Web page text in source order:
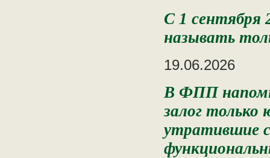
С 1 сентября
называть
19.06.2026
В ФПП
залог только
утратившие